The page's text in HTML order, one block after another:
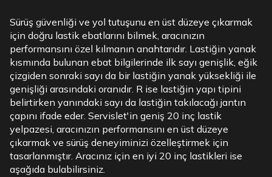
Sürüş güvenliği ve yol tutuşunu en üst düzeye çıkarmak
için doğru lastik ebatlarını bilmek, aracınızın
performansını özel kılmanın anahtarıdır. Lastiğin yanak
kısmında bulunan ebat bilgilerinde ilk sayı genişlik, eğik
çizgiden sonraki sayı da bir lastiğin yanak yüksekliği ile
genişliği arasındaki oranıdır. R ise lastiğin yapı tipini
belirtirken yanındaki sayı da lastiğin takılacağı jantın
çapını ifade eder. Servislet'in geniş 20 inç lastik
yelpazesi, aracınızın performansını en üst düzeye
çıkarmak ve sürüş deneyiminizi özelleştirmek için
tasarlanmıştır. Aracınız için en iyi 20 inç lastikleri ise
aşağıda bulabilirsiniz.